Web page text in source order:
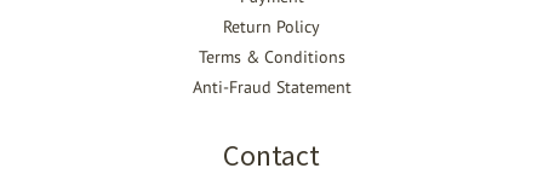
Return Policy
Terms & Conditions
Anti-Fraud Statement
Contact